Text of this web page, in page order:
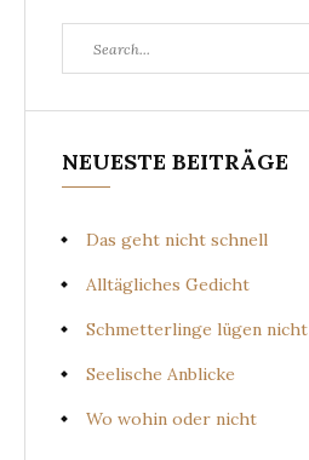
for:
NEUESTE BEITRÄGE
Das geht nicht schnell
Alltägliches Gedicht
Schmetterlinge lügen nicht
Seelische Anblicke
Wo wohin oder nicht